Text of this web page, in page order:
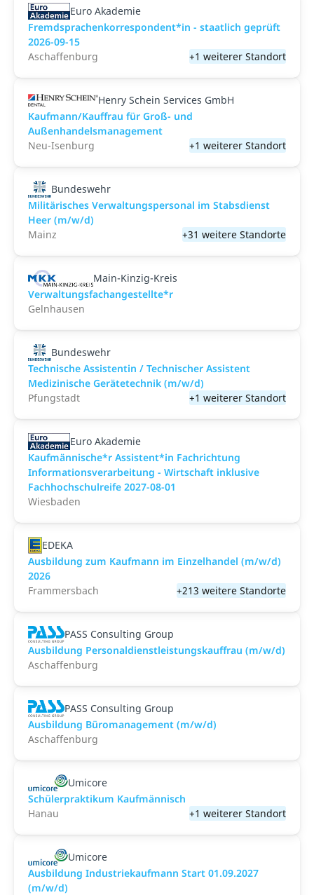
Euro Akademie
Fremdsprachenkorrespondent*in - staatlich geprüft
2026-09-15
Aschaffenburg
+1 weiterer Standort
Henry Schein Services GmbH
Kaufmann/Kauffrau für Groß- und
Außenhandelsmanagement
Neu-Isenburg
+1 weiterer Standort
Bundeswehr
Militärisches Verwaltungspersonal im Stabsdienst
Heer (m/w/d)
Mainz
+31 weitere Standorte
Main-Kinzig-Kreis
Verwaltungsfachangestellte*r
Gelnhausen
Bundeswehr
Technische Assistentin / Technischer Assistent
Medizinische Gerätetechnik (m/w/d)
Pfungstadt
+1 weiterer Standort
Euro Akademie
Kaufmännische*r Assistent*in Fachrichtung
Informationsverarbeitung - Wirtschaft inklusive
Fachhochschulreife 2027-08-01
Wiesbaden
EDEKA
Ausbildung zum Kaufmann im Einzelhandel (m/w/d)
2026
Frammersbach
+213 weitere Standorte
PASS Consulting Group
Ausbildung Personaldienstleistungskauffrau (m/w/d)
Aschaffenburg
PASS Consulting Group
Ausbildung Büromanagement (m/w/d)
Aschaffenburg
Umicore
Schülerpraktikum Kaufmännisch
Hanau
+1 weiterer Standort
Umicore
Ausbildung Industriekaufmann Start 01.09.2027
(m/w/d)